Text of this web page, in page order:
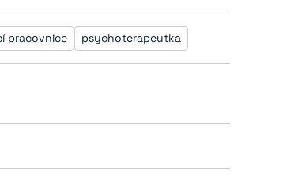
pracovnice psychoterapeutka